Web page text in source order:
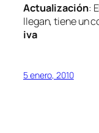
Actualización:
llegan, tiene un
iva
5 enero, 2010